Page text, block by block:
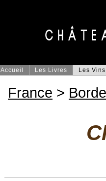
Accueil Les Livres Les Vins
France >